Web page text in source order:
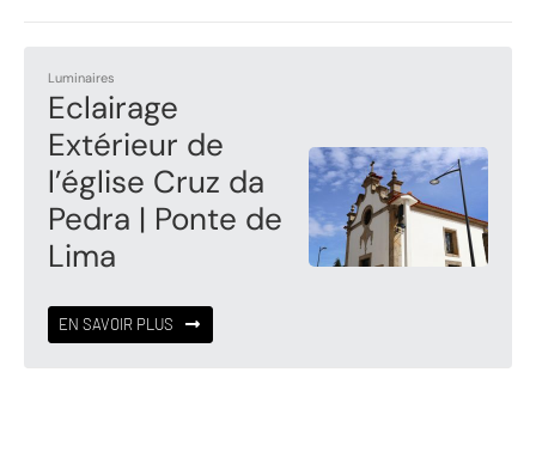
Luminaires
Eclairage
Extérieur de
l’église Cruz da
Pedra | Ponte de
Lima
EN SAVOIR PLUS